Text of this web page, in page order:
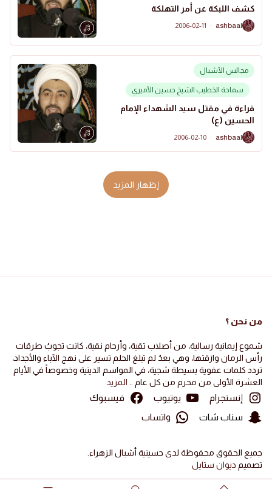
كشف اللبكة عن أمر التهلكة
A
ashbaal
·
2006-02-11
مجالس الأشبال
سماحة الخطيب الشيخ حسين الأميري
قراءة في مقتل سيد الشهداء الإمام
الحسين (ع)
A
ashbaal
·
2006-02-10
إظهار المزيد
من نحن ؟
شموع إيمانية رسالية، من أصلاب تقية، وأرحام نقية، كانت تجوبُ طرقات
رأس الرمان وازقتها، وهي بعدُ لم تبلغ الحلم تسير على نهج الآباء والأجداد،
تردد كلمات عفوية بسيطة شجية، في المواسم الدينية وخصوصاً في الأيام
العشرة الأولى من محرم من كل عام .. المزيد
إنستجرام يوتيوب
فيسبوك
سناب شات
واتساب
جميع الحقوق محفوظة لدى حسينية أشبال الزهراء.
تصميم ديوان ستايل